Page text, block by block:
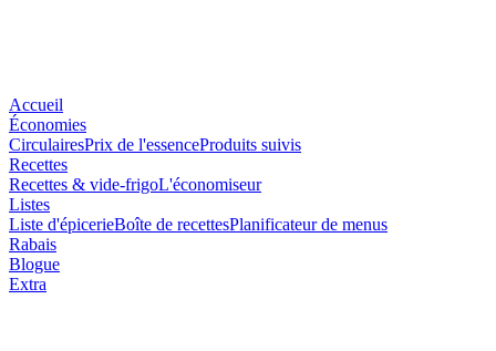
Accueil
Économies
CirculairesPrix de l'essenceProduits suivis
Recettes
Recettes & vide-frigoL'économiseur
Listes
Liste d'épicerieBoîte de recettesPlanificateur de menus
Rabais
Blogue
Extra